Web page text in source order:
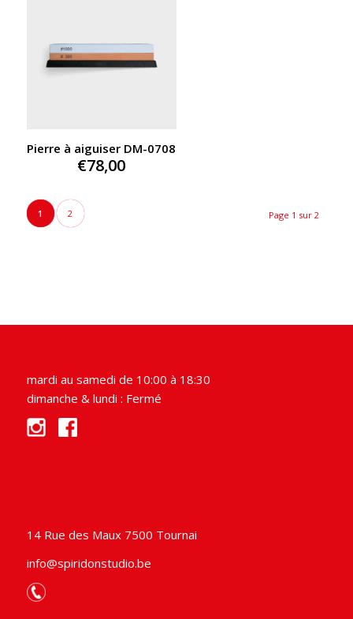
Pierre à aiguiser DM-0708
€78,00
Page 1 sur 2
1 2
mardi au samedi de 10:00 à 18:30
dimanche & lundi : Fermé
14 Rue des Maux 7500 Tournai
info@spiridonstudio.be